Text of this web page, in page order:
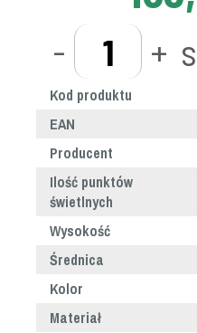
- +
Kod produktu
EAN
Producent
Ilość punktów
świetlnych
Wysokość
Średnica
Kolor
Materiał